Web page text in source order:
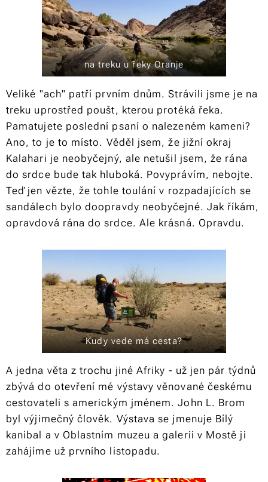
na treku u řeky Oranje
Veliké "ach" patří prvním dnům. Strávili jsme je na
treku uprostřed poušt, kterou protéká řeka.
Pamatujete poslední psaní o nalezeném kameni?
Ano, to je to místo. Věděl jsem, že jižní okraj
Kalahari je neobyčejný, ale netušil jsem, že rána
do srdce bude tak hluboká. Povyprávím, nebojte.
Teď jen vězte, že tohle toulání v rozpadajících se
sandálech bylo doopravdy neobyčejné. Jak říkám,
opravdová rána do srdce. Ale krásná. Opravdu.
Kudy vede má cesta?
A jedna věta z trochu jiné Afriky - už jen pár týdnů
zbývá do otevření mé výstavy věnované českému
cestovateli s americkým jménem. John L. Brom
byl výjimečný člověk. Výstava se jmenuje Bílý
kanibal a v Oblastním muzeu a galerii v Mostě ji
zahájíme už prvního listopadu.